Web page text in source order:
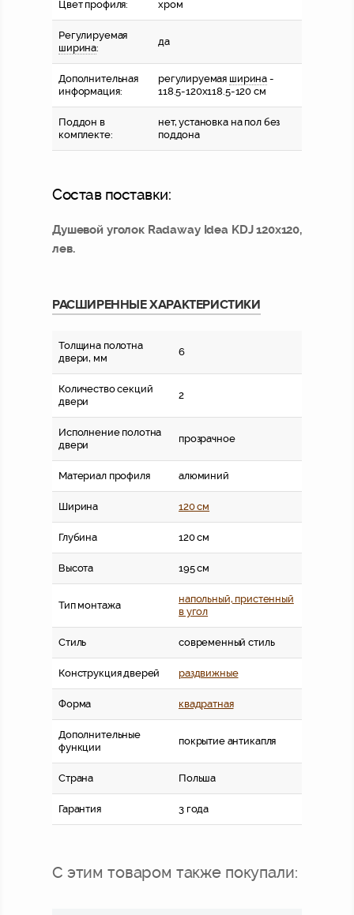
Цвет профиля: хром
Регулируемая
ширина:
да
Дополнительная
информация:
регулируемая ширина -
118.5-120x118.5-120 см
Поддон в
комплекте:
нет, установка на пол без
поддона
Состав поставки:
Душевой уголок Radaway Idea KDJ 120x120,
лев.
РАСШИРЕННЫЕ ХАРАКТЕРИСТИКИ
Толщина полотна
двери, мм
6
Количество секций
двери
2
Исполнение полотна
двери
прозрачное
Материал профиля алюминий
Ширина 120 см
Глубина 120 см
Высота 195 см
Тип монтажа
напольный, пристенный
в угол
Стиль современный стиль
Конструкция дверей раздвижные
Форма квадратная
Дополнительные
функции
покрытие антикапля
Страна Польша
Гарантия 3 года
С этим товаром также покупали: